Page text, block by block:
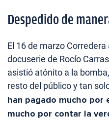
Despedido de
El 16 de marzo
docuserie de Rocío
asistió atónito a la
resto del público y tan
han pagado mucho por
mucho por contar la